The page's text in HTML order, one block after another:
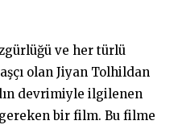
ve her türlü
olan Jiyan Tolhildan
devrimiyle ilgilenen
bir film. Bu filme